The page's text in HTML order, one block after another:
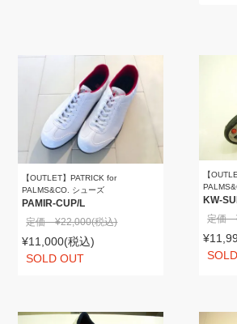
【OUTLET】PATRICK for
PALMS&CO. シューズ
PAMIR-CUP/L
定価 ¥22,000(税込)
¥11,000(税込)
SOLD OUT
【
KW-
定価